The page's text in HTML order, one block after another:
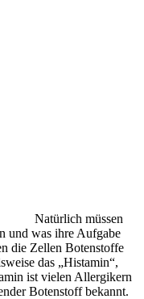
Natürlich müssen
und was ihre Aufgabe
die Zellen Botenstoffe
das „Histamin“,
ist vielen Allergikern
Botenstoff bekannt.